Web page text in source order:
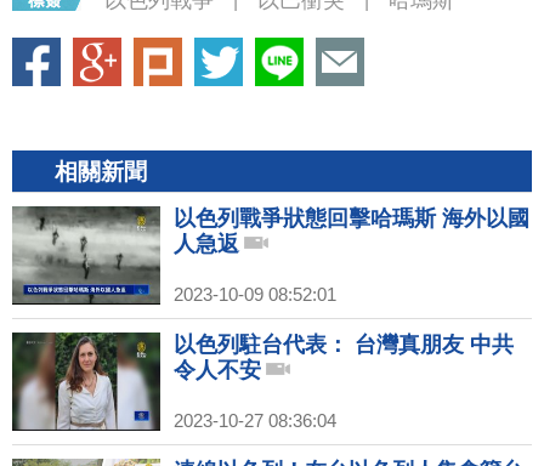
相關新聞
以色列戰爭狀態回擊哈瑪斯 海外以國
人急返
2023-10-09 08:52:01
以色列駐台代表： 台灣真朋友 中共
令人不安
2023-10-27 08:36:04